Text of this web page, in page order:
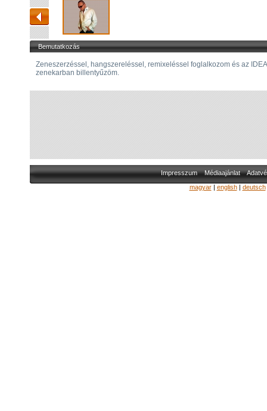
Bemutatkozás
Zeneszerzéssel, hangszereléssel, remixeléssel foglalkozom és az
zenekarban billentyűzöm.
Impresszum Médiaajánlat
magyar| english| deutsch